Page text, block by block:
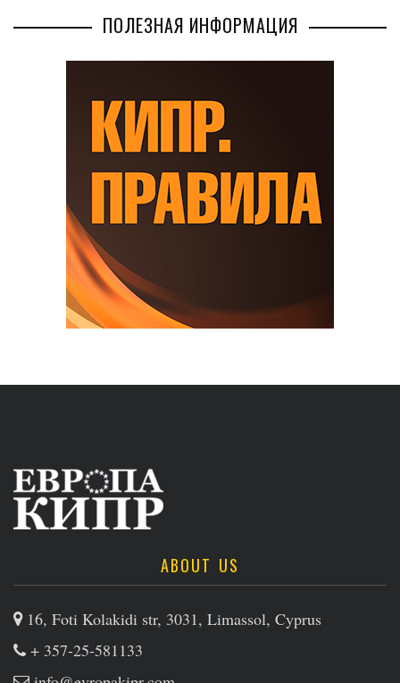
ПОЛЕЗНАЯ ИНФОРМАЦИЯ
ABOUT US
16, Foti Kolakidi str, 3031, Limassol, Cyprus
+ 357-25-581133